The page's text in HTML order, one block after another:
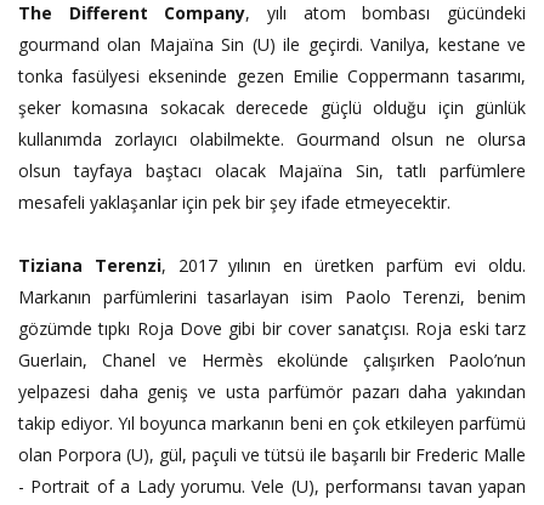
The Different Company, yılı atom bombası gücündeki
gourmand olan Majaïna Sin (U) ile geçirdi. Vanilya, kestane ve
tonka fasülyesi ekseninde gezen Emilie Coppermann tasarımı,
şeker komasına sokacak derecede güçlü olduğu için günlük
kullanımda zorlayıcı olabilmekte. Gourmand olsun ne olursa
olsun tayfaya baştacı olacak Majaïna Sin, tatlı parfümlere
mesafeli yaklaşanlar için pek bir şey ifade etmeyecektir.
Tiziana Terenzi, 2017 yılının en üretken parfüm evi oldu.
Markanın parfümlerini tasarlayan isim Paolo Terenzi, benim
gözümde tıpkı Roja Dove gibi bir cover sanatçısı. Roja eski tarz
Guerlain, Chanel ve Hermès ekolünde çalışırken Paolo’nun
yelpazesi daha geniş ve usta parfümör pazarı daha yakından
takip ediyor. Yıl boyunca markanın beni en çok etkileyen parfümü
olan Porpora (U), gül, paçuli ve tütsü ile başarılı bir Frederic Malle
- Portrait of a Lady yorumu. Vele (U), performansı tavan yapan